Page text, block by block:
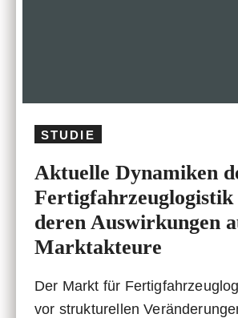
STUDIE
Aktuelle Dynamiken
Fertigfahrzeuglogistik
deren Auswirkungen
Marktakteure
Der Markt für
vor strukturellen